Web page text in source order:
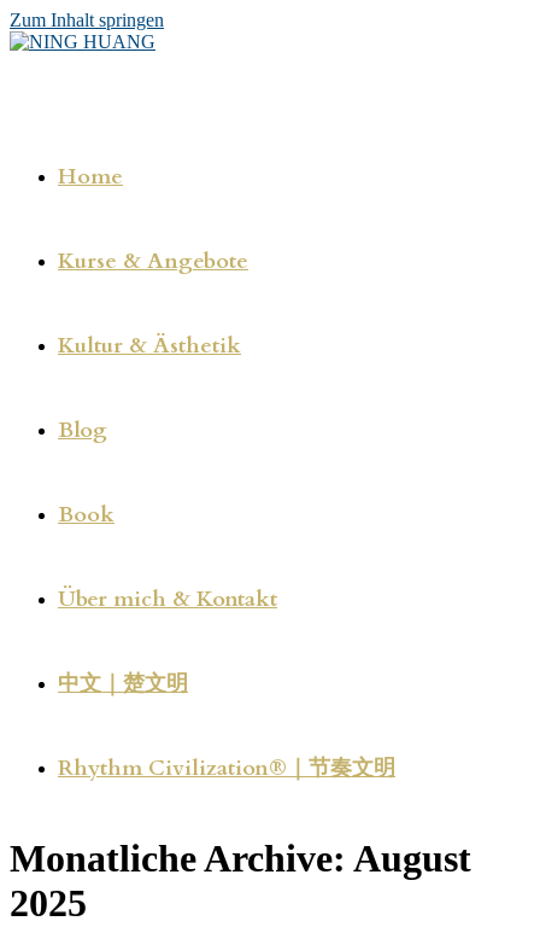
Zum Inhalt springen
Home
Kurse & Angebote
Kultur & Ästhetik
Blog
Book
Über mich & Kontakt
中文｜楚文明
Rhythm Civilization®｜节奏文明
Monatliche Archive: August
2025